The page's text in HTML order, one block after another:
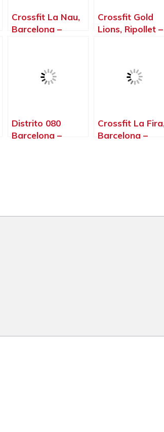
Crossfit La Nau,
Barcelona –
Crossfit Gold
Lions, Ripollet –
Distrito 080
Barcelona –
Crossfit La
Barcelona –